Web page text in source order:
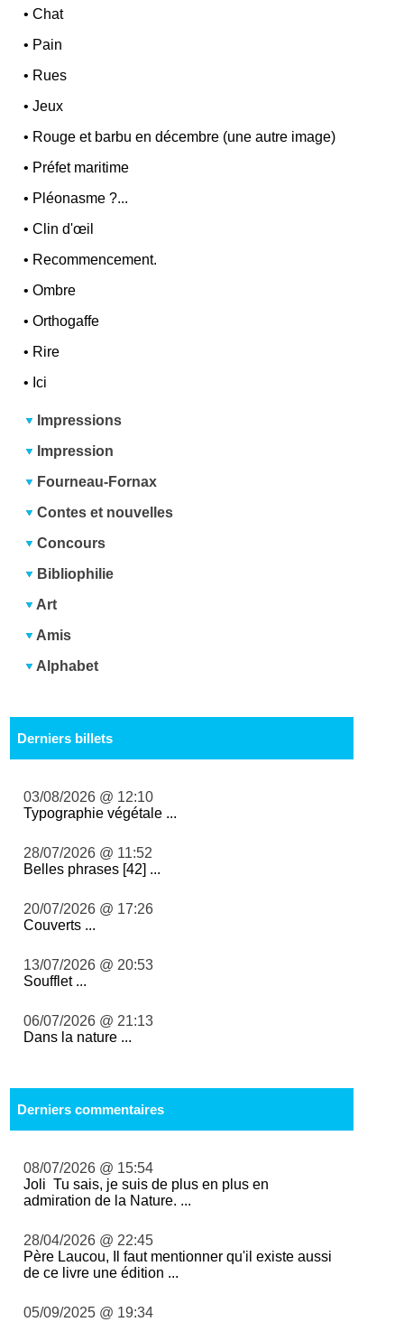
•Chat
• Pain
• Rues
•Jeux
• Rouge et barbu en décembre (une autre image)
• Préfet maritime
• Pléonasme ?...
•Clin d'œil
• Recommencement.
•Ombre
•Orthogaffe
• Rire
• Ici
Impressions
Impression
Fourneau-Fornax
Contes et nouvelles
Concours
Bibliophilie
Art
Amis
Alphabet
Derniers billets
03/08/2026 @ 12:10
Typographie végétale ...
28/07/2026 @ 11:52
Belles phrases [42] ...
20/07/2026 @ 17:26
Couverts ...
13/07/2026 @ 20:53
Soufflet ...
06/07/2026 @ 21:13
Dans la nature ...
Derniers commentaires
08/07/2026 @ 15:54
Joli Tu sais, je suis de plus en plus en
admiration de la Nature. ...
28/04/2026 @ 22:45
Père Laucou, Il faut mentionner qu'il existe aussi
de ce livre une édition ...
05/09/2025 @ 19:34